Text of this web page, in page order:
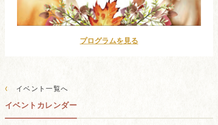
プログラムを見る
‹ イベント一覧へ
イベントカレンダー